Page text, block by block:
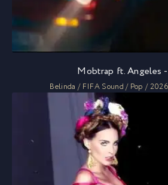
Mobtrap ft. Angeles
Belinda / FIFA Sound / Pop /